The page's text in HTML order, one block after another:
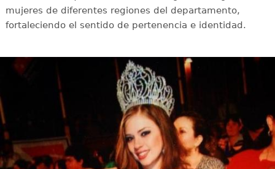
mujeres de diferentes regiones del departamento,
fortaleciendo el sentido de pertenencia e identidad.